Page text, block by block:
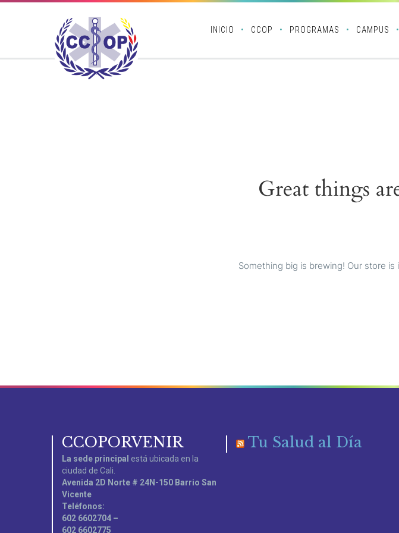
INICIO CCOP PROGRAMAS CAMPUS
Great things
Something big is brewing! Our store
CCOPORVENIR
La sede principal está ubicada en la
ciudad de Cali.
Avenida 2D Norte # 24N-150 Barrio San
Vicente
Teléfonos:
602 6602704 –
602 6602775
Tu Salud al Día